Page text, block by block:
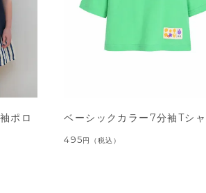
ポロ
ベーシックカラー7分袖Tシ
495円 （税込）